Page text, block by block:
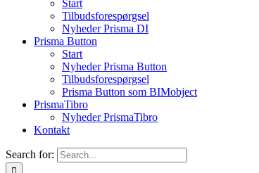
Start
Tilbudsforespørgsel
Nyheder Prisma DI
Prisma Button
Start
Nyheder Prisma Button
Tilbudsforespørgsel
Prisma Button som BIMobject
PrismaTibro
Nyheder PrismaTibro
Kontakt
Search for: